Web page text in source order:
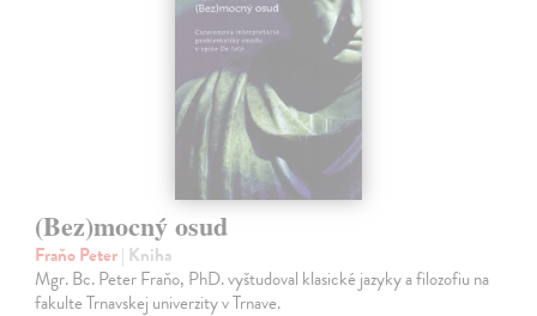
(Bez)mocný osud
Fraňo Peter| Kniha
Mgr. Bc. Peter Fraňo, PhD. vyštudoval klasické jazyky a filozofiu na
fakulte Trnavskej univerzity v Trnave.